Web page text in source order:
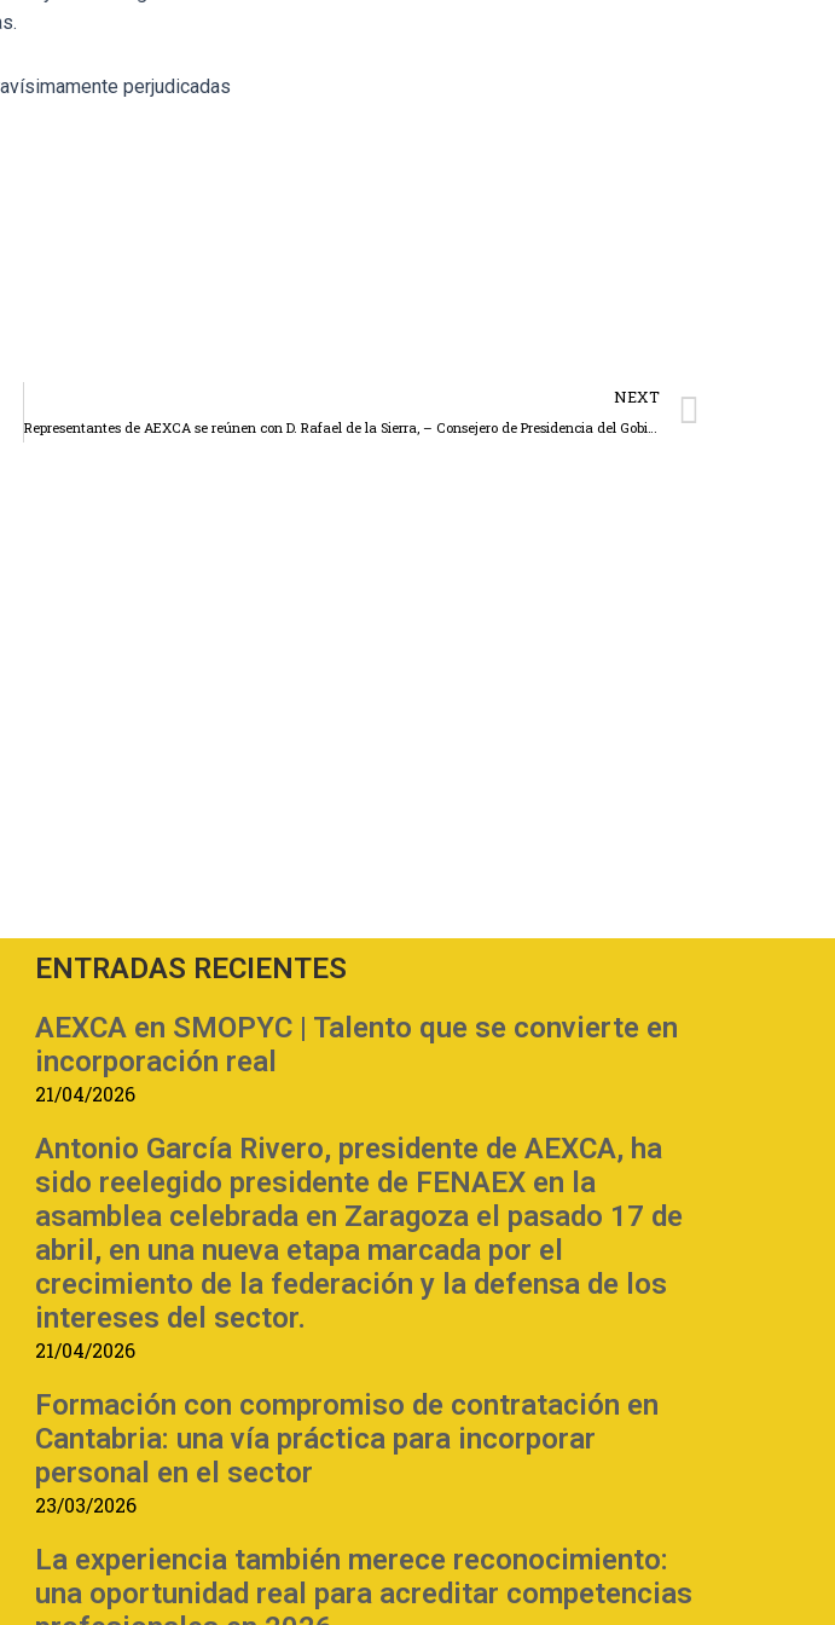
perjudicadas
NEXT
Representantes de AEXCA se reúnen con D. Rafael de la Sierra, – Consejero de Presidencia del Gobierno de Cantabria-, para cambiar impresiones sobre la nueva ley de contratos del sector público.
ENTRADAS RECIENTES
AEXCA en SMOPYC | Talento que se convierte en
incorporación real
21/04/2026
Antonio García Rivero, presidente de AEXCA, ha
sido reelegido presidente de FENAEX en la
asamblea celebrada en Zaragoza el pasado 17 de
abril, en una nueva etapa marcada por el
crecimiento de la federación y la defensa de los
intereses del sector.
21/04/2026
Formación con compromiso de contratación en
Cantabria: una vía práctica para incorporar
personal en el sector
23/03/2026
La experiencia también merece reconocimiento:
una oportunidad real para acreditar competencias